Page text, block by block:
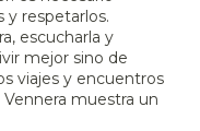
y respetarlos.
escucharla y
mejor sino de
viajes y encuentros
muestra un